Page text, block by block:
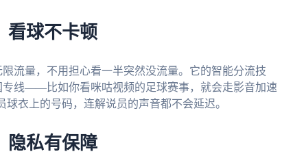
看球不卡顿
流量，不用担心看一半突然没流量。它的智能分流技
线——比如你看咪咕视频的足球赛事，就会走影音加速
衣上的号码，连解说员的声音都不会延迟。
隐私有保障